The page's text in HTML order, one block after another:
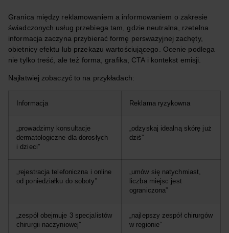
Granica między reklamowaniem a informowaniem o zakresie
świadczonych usług przebiega tam, gdzie neutralna, rzetelna
informacja zaczyna przybierać formę perswazyjnej zachęty,
obietnicy efektu lub przekazu wartościującego. Ocenie podlega
nie tylko treść, ale też forma, grafika, CTA i kontekst emisji.
Najłatwiej zobaczyć to na przykładach:
Informacja Reklama ryzykowna
„prowadzimy konsultacje
dermatologiczne dla dorosłych
i dzieci”
„odzyskaj idealną skórę już
dziś”
„rejestracja telefoniczna i online
od poniedziałku do soboty”
„umów się natychmiast,
liczba miejsc jest
ograniczona”
„zespół obejmuje 3 specjalistów
chirurgii naczyniowej”
„najlepszy zespół chirurgów
w regionie”